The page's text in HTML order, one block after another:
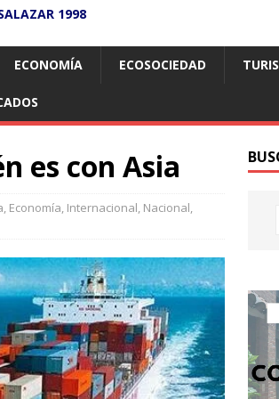
1998
ECONOMÍA ECOSOCIEDAD
es con Asia
, Economía, Internacional, Nacional,